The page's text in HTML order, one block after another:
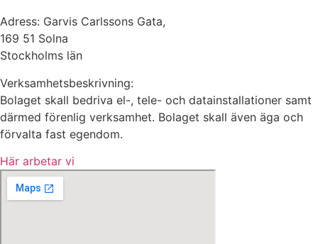
Adress: Garvis Carlssons Gata,
169 51 Solna
Stockholms län
Verksamhetsbeskrivning:
Bolaget skall bedriva el-, tele- och datainstallationer samt
därmed förenlig verksamhet. Bolaget skall även äga och
förvalta fast egendom.
Här arbetar vi